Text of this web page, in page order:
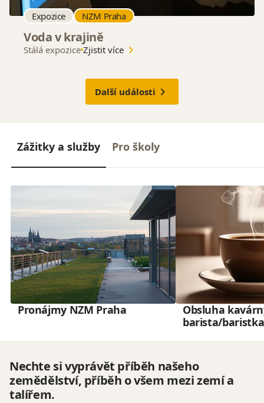
Expozice NZM Praha
Voda v krajině
Stálá expozice Zjistit více
Další události
Zážitky a služby Pro školy
Pronájmy NZM Praha
Obsluha
barista/baristka
Nechte si vyprávět příběh našeho
zemědělství, příběh o všem mezi zemí a
talířem.